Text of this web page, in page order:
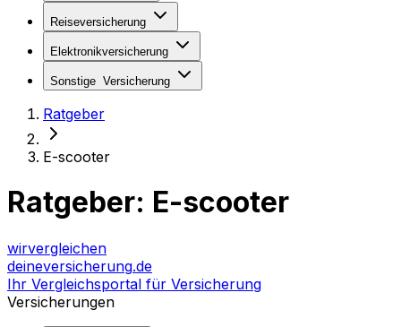
Reiseversicherung
Elektronikversicherung
Sonstige Versicherung
Ratgeber
E-scooter
Ratgeber: E-scooter
wirvergleichen
deineversicherung.de
Ihr Vergleichsportal für Versicherung
Versicherungen